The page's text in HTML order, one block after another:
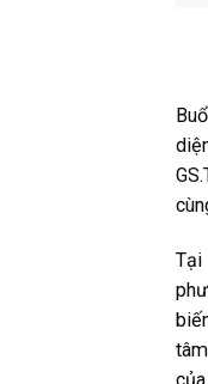
Tại